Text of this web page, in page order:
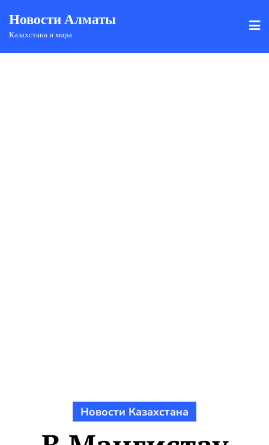
Новости Алматы
Казахстана и мира
Новости Казахстана